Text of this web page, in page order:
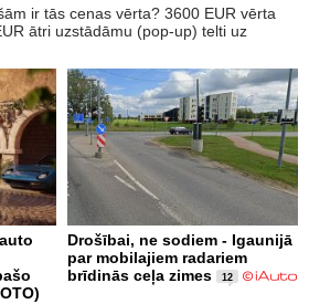
ir tās cenas vērta? 3600 EUR vērta
ātri uzstādāmu (pop-up) telti uz
Drošībai, ne sodiem - Igaunijā
par mobilajiem radariem
brīdinās ceļa zimes
12